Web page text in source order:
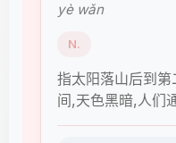
yè wǎn
N.
指太阳落山后到
间,天色黑暗,人们